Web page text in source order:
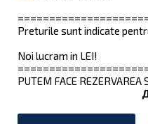
Preturile sunt indicate
Noi lucram in LEI!
PUTEM FACE REZERVAREA